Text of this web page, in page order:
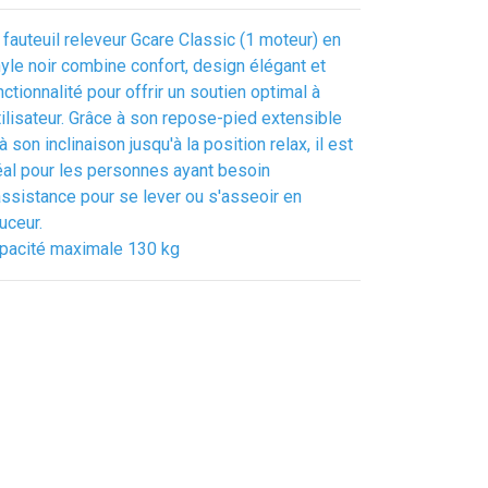
releveur Gcare Classic (1 moteur) en
noir combine confort, design élégant et
pour offrir un soutien optimal à
Grâce à son repose-pied extensible
son inclinaison jusqu'à la position relax, il est
pour les personnes ayant besoin
pour se lever ou s'asseoir en
maximale 130 kg